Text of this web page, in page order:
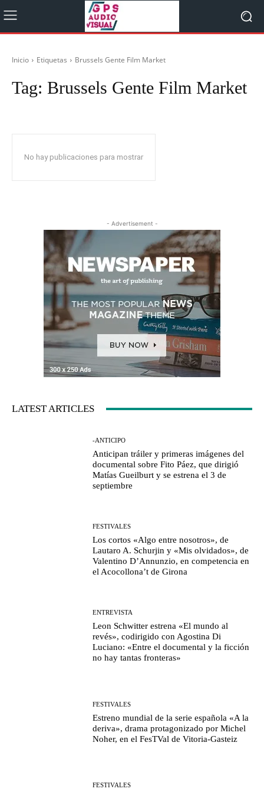
Inicio Etiquetas Brussels Gente Film Market
Tag: Brussels Gente Film Market
No hay publicaciones para mostrar
- Advertisement -
LATEST ARTICLES
-ANTICIPO
Anticipan tráiler y primeras imágenes del
documental sobre Fito Páez, que dirigió
Matías Gueilburt y se estrena el 3 de
septiembre
FESTIVALES
Los cortos «Algo entre nosotros», de
Lautaro A. Schurjin y «Mis olvidados», de
Valentino D’Annunzio, en competencia en
el Acocollona’t de Girona
ENTREVISTA
Leon Schwitter estrena «El mundo al
revés», codirigido con Agostina Di
Luciano: «Entre el documental y la ficción
no hay tantas fronteras»
FESTIVALES
Estreno mundial de la serie española «A la
deriva», drama protagonizado por Michel
Noher, en el FesTVal de Vitoria-Gasteiz
FESTIVALES